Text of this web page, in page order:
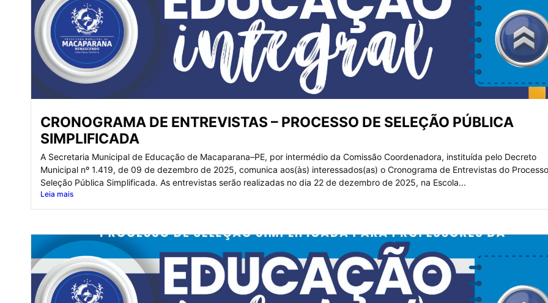
CRONOGRAMA DE ENTREVISTAS – PROCESSO DE SELEÇÃO PÚBLICA
SIMPLIFICADA
A Secretaria Municipal de Educação de Macaparana–PE, por intermédio da Comissão Coordenadora, instituída pelo Decreto
Municipal nº 1.419, de 09 de dezembro de 2025, comunica aos(às) interessados(as) o Cronograma de Entrevistas do
Seleção Pública Simplificada. As entrevistas serão realizadas no dia 22 de dezembro de 2025, na Escola...
Leia mais